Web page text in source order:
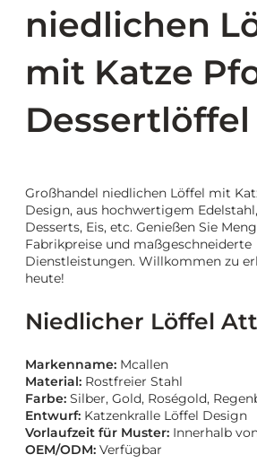
niedlichen
mit Katze
Großhandel niedlichen Löffel mit
Design, aus hochwertigem
Desserts, Eis, etc. Genießen Sie
Fabrikpreise und maßgeschneiderte
Dienstleistungen. Willkommen zu
heute!
Niedlicher Löffel
Markenname: Mcallen
Material: Rostfreier Stahl
Farbe: Silber, Gold, Roségold,
Entwurf: Katzenkralle Löffel Design
Vorlaufzeit für Muster: Innerhalb
OEM/ODM: Verfügbar